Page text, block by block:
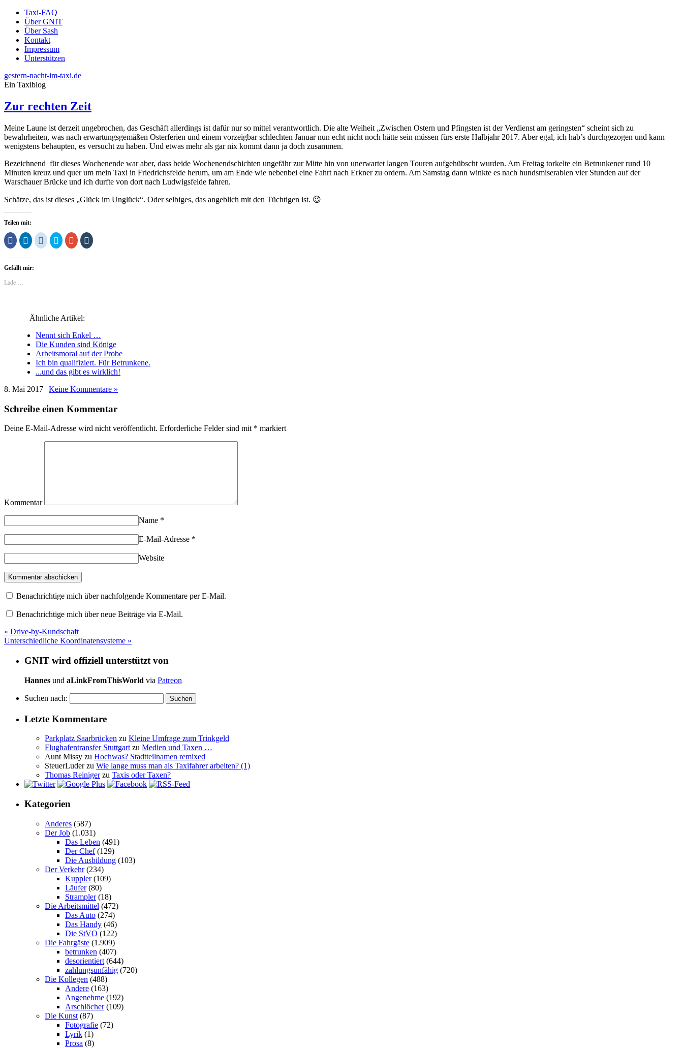
Taxi-FAQ
Über GNIT
Über Sash
Kontakt
Impressum
Unterstützen
gestern-nacht-im-taxi.de
Ein Taxiblog
Zur rechten Zeit
Meine Laune ist derzeit ungebrochen, das Geschäft allerdings ist dafür nur so mittel verantwortlich. Die alte Weiheit „Zwischen Ostern und Pfingsten ist der Verdienst am geringsten“ scheint sich zu
bewahrheiten, was nach erwartungsgemäßen Osterferien und einem vorzeigbar schlechten Januar nun echt nicht noch hätte sein müssen fürs erste Halbjahr 2017. Aber egal, ich hab’s durchgezogen und kann
wenigstens behaupten, es versucht zu haben. Und etwas mehr als gar nix kommt dann ja doch zusammen.
Bezeichnend für dieses Wochenende war aber, dass beide Wochenendschichten ungefähr zur Mitte hin von unerwartet langen Touren aufgehübscht wurden. Am Freitag torkelte ein Betrunkener rund 10
Minuten kreuz und quer um mein Taxi in Friedrichsfelde herum, um am Ende wie nebenbei eine Fahrt nach Erkner zu ordern. Am Samstag dann winkte es nach hundsmiserablen vier Stunden auf der
Warschauer Brücke und ich durfte von dort nach Ludwigsfelde fahren.
Schätze, das ist dieses „Glück im Unglück“. Oder selbiges, das angeblich mit den Tüchtigen ist. 😉
Teilen mit:
Klick,
um
Facebook
teilen
in
neuem
Klick,
um
LinkedIn
teilen
Klick,
um
Klick,
um
über
Zum
Teilen
Klick,
um
Gefällt mir:
Lade …
Ähnliche Artikel:
Nennt sich Enkel …
Die Kunden sind Könige
Arbeitsmoral auf der Probe
Ich bin qualifiziert. Für Betrunkene.
...und das gibt es wirklich!
8. Mai 2017 | Keine Kommentare »
Schreibe einen Kommentar
Deine E-Mail-Adresse wird nicht veröffentlicht. Erforderliche Felder sind mit * markiert
Kommentar
Name *
E-Mail-Adresse *
Website
Benachrichtige mich über nachfolgende Kommentare per E-Mail.
Benachrichtige mich über neue Beiträge via E-Mail.
« Drive-by-Kundschaft
Unterschiedliche Koordinatensysteme »
GNIT wird offiziell unterstützt von
Hannes und aLinkFromThisWorld via Patreon
Suchen nach:
Letzte Kommentare
Parkplatz Saarbrücken zu Kleine Umfrage zum Trinkgeld
Flughafentransfer Stuttgart zu Medien und Taxen …
Aunt Missy zu Hochwas? Stadtteilnamen remixed
SteuerLuderzu Wie lange muss man als Taxifahrer arbeiten? (1)
Thomas Reinigerzu Taxis oder Taxen?
Kategorien
Anderes (587)
Der Job (1.031)
Das Leben (491)
Der Chef(129)
Die Ausbildung (103)
Der Verkehr(234)
Kuppler(109)
Läufer(80)
Strampler(18)
Die Arbeitsmittel (472)
Das Auto (274)
Das Handy (46)
Die StVO (122)
Die Fahrgäste (1.909)
betrunken (407)
desorientiert (644)
zahlungsunfähig (720)
Die Kollegen (488)
Andere (163)
Angenehme (192)
Arschlöcher(109)
Die Kunst (87)
Fotografie (72)
Lyrik (1)
Prosa (8)